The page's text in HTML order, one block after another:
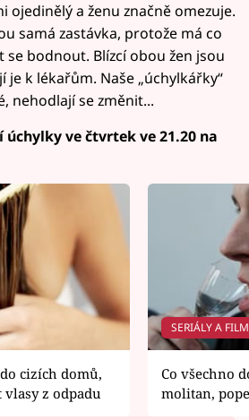
ojedinělý a ženu značně omezuje.
samá zastávka, protože má co
bodnout. Blízcí obou žen jsou
je k lékařům. Naše „úchylkářky“
nehodlají se změnit...
ve čtvrtek ve 21.20 na
cizích domů,
z odpadu
SERIÁLY A
Co všechno
molitan,